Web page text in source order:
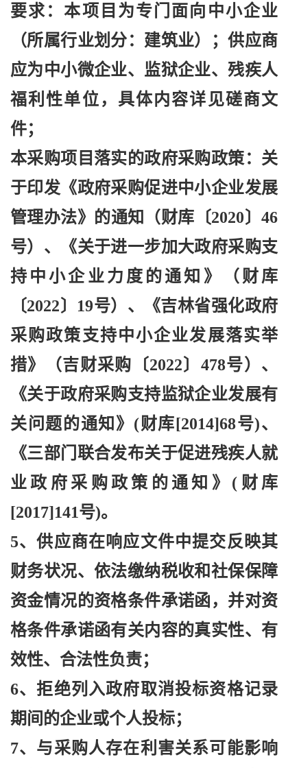
要求：本项目为专门面向中小企业
（所属行业划分：建筑业）；供应商
应为中小微企业、监狱企业、残疾人
福利性单位，具体内容详见磋商文
件；
本采购项目落实的政府采购政策：关
于印发《政府采购促进中小企业发展
管理办法》的通知（财库〔2020〕46
号）、《关于进一步加大政府采购支
持中小企业力度的通知》（财库
〔2022〕19号）、《吉林省强化政府
采购政策支持中小企业发展落实举
措》（吉财采购〔2022〕478号）、
《关于政府采购支持监狱企业发展有
关问题的通知》(财库[2014]68号)、
《三部门联合发布关于促进残疾人就
业政府采购政策的通知》(财库
[2017]141号)。
5、供应商在响应文件中提交反映其
财务状况、依法缴纳税收和社保保障
资金情况的资格条件承诺函，并对资
格条件承诺函有关内容的真实性、有
效性、合法性负责；
6、拒绝列入政府取消投标资格记录
期间的企业或个人投标；
7、与采购人存在利害关系可能影响